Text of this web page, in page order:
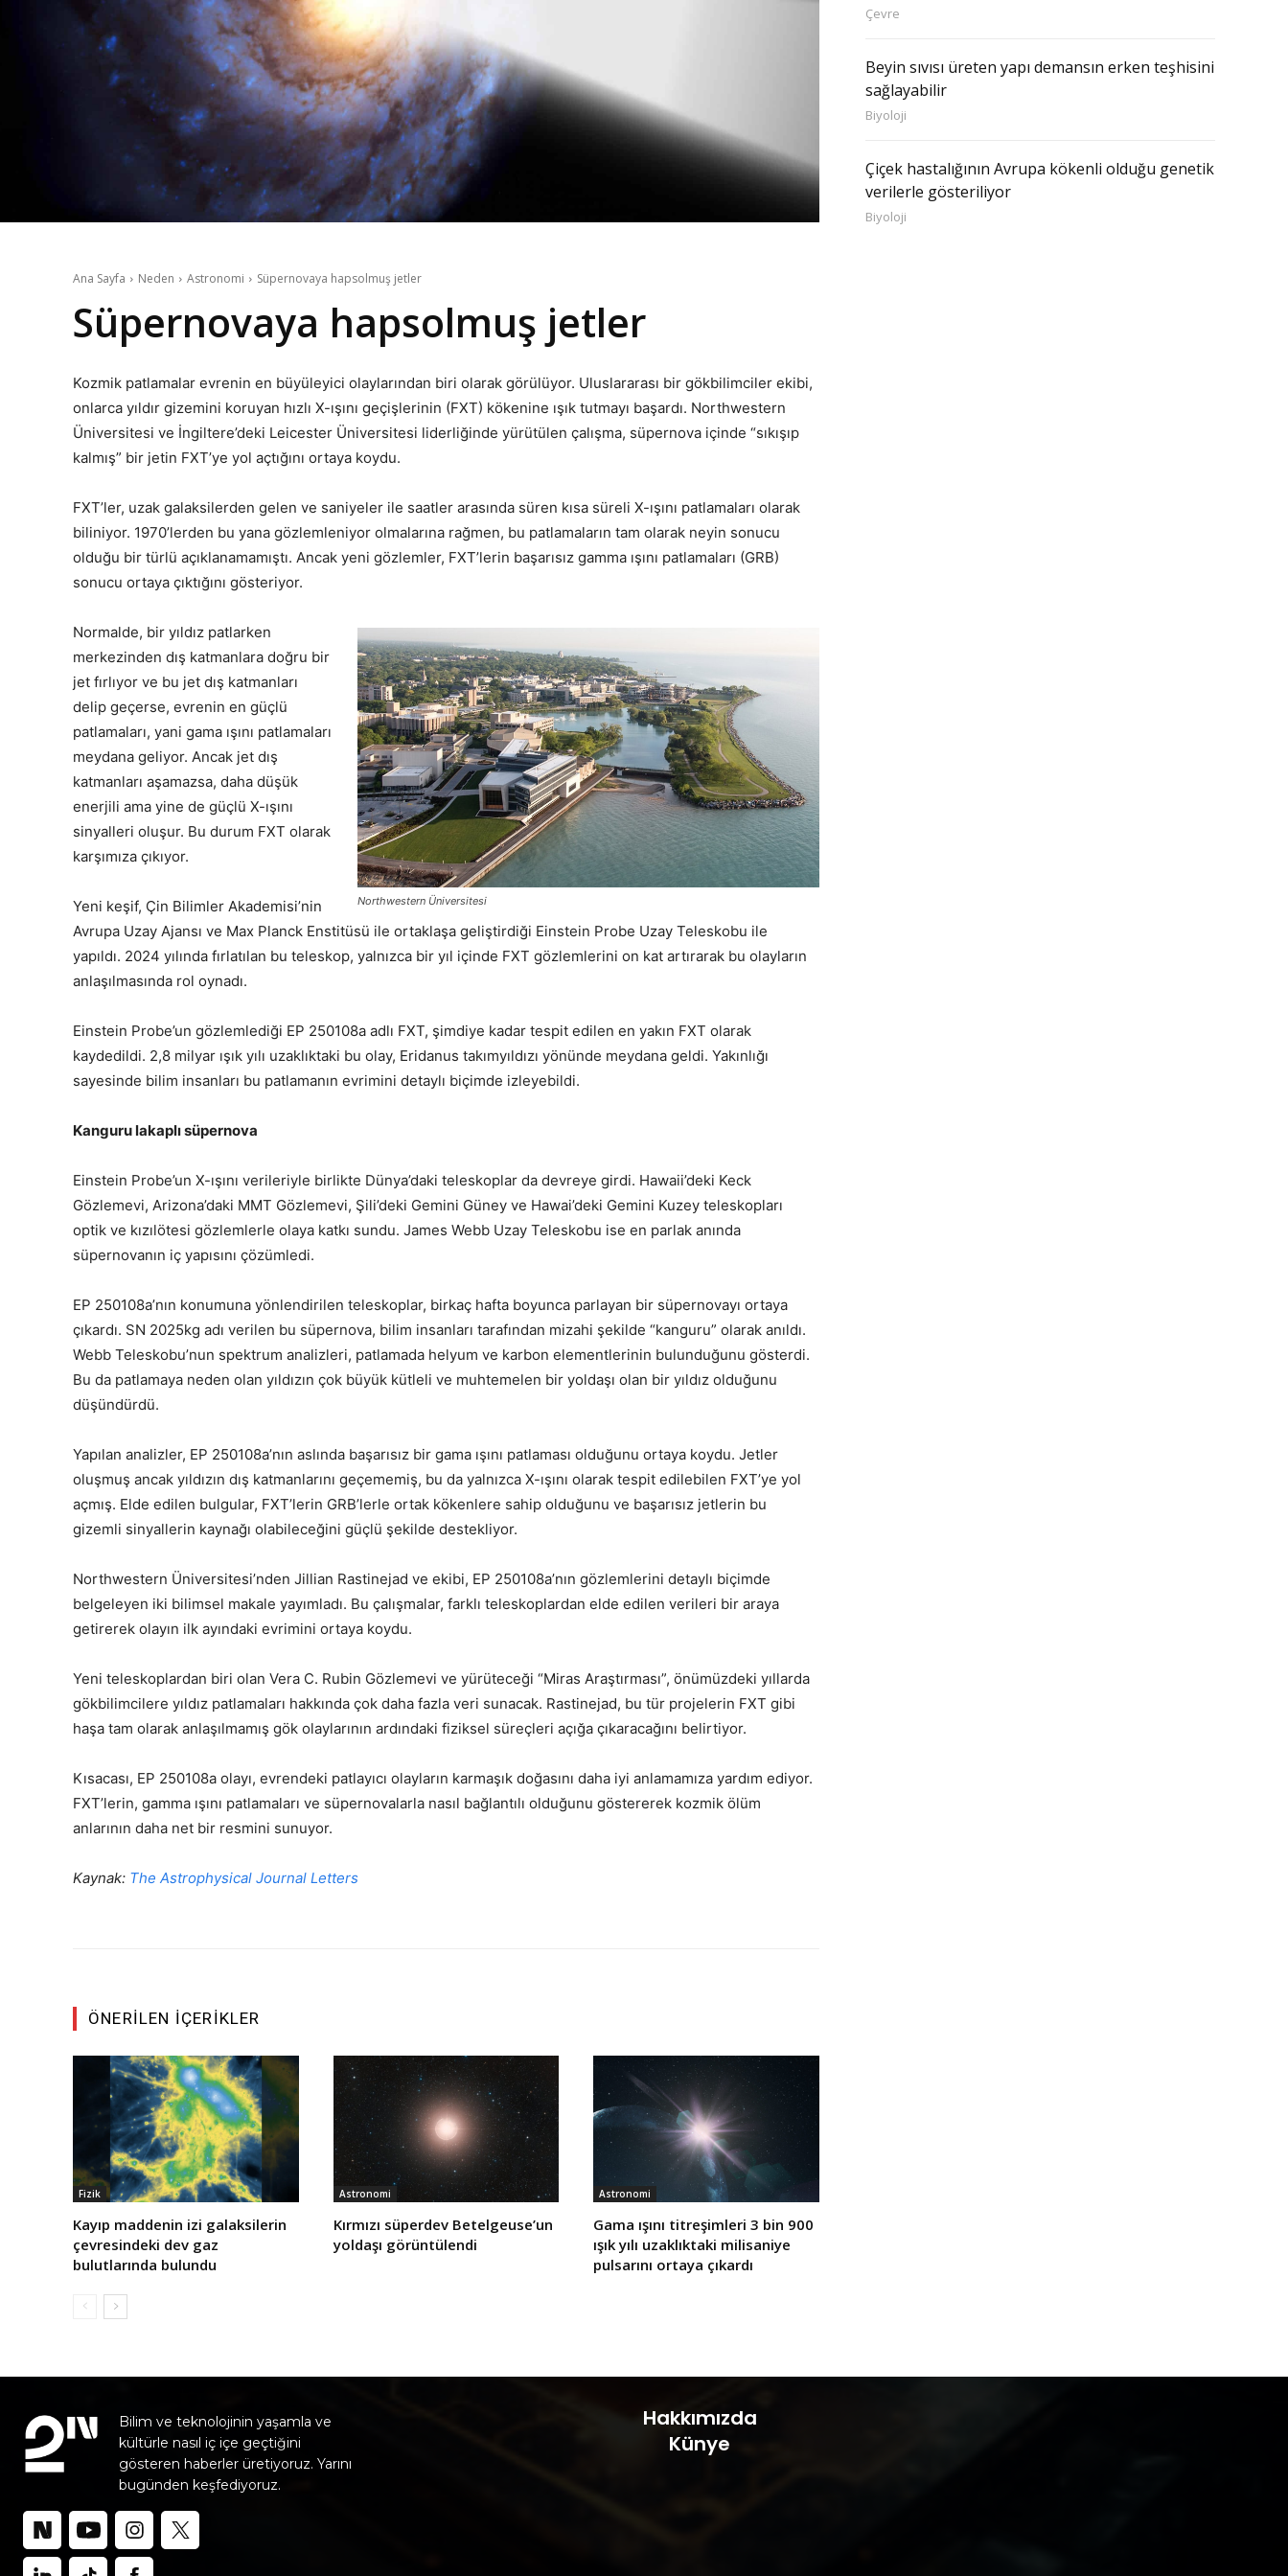
Ana Sayfa Neden Astronomi Süpernovaya hapsolmuş jetler
Süpernovaya hapsolmuş jetler
Kozmik patlamalar evrenin en büyüleyici olaylarından biri olarak görülüyor. Uluslararası bir gökbilimciler ekibi,
onlarca yıldır gizemini koruyan hızlı X-ışını geçişlerinin (FXT) kökenine ışık tutmayı başardı. Northwestern
Üniversitesi ve İngiltere’deki Leicester Üniversitesi liderliğinde yürütülen çalışma, süpernova içinde “sıkışıp
kalmış” bir jetin FXT’ye yol açtığını ortaya koydu.
FXT’ler, uzak galaksilerden gelen ve saniyeler ile saatler arasında süren kısa süreli X-ışını patlamaları olarak
biliniyor. 1970’lerden bu yana gözlemleniyor olmalarına rağmen, bu patlamaların tam olarak neyin sonucu
olduğu bir türlü açıklanamamıştı. Ancak yeni gözlemler, FXT’lerin başarısız gamma ışını patlamaları (GRB)
sonucu ortaya çıktığını gösteriyor.
Northwestern Üniversitesi
Normalde, bir yıldız patlarken
merkezinden dış katmanlara doğru bir
jet fırlıyor ve bu jet dış katmanları
delip geçerse, evrenin en güçlü
patlamaları, yani gama ışını patlamaları
meydana geliyor. Ancak jet dış
katmanları aşamazsa, daha düşük
enerjili ama yine de güçlü X-ışını
sinyalleri oluşur. Bu durum FXT olarak
karşımıza çıkıyor.
Yeni keşif, Çin Bilimler Akademisi’nin
Avrupa Uzay Ajansı ve Max Planck Enstitüsü ile ortaklaşa geliştirdiği Einstein Probe Uzay Teleskobu ile
yapıldı. 2024 yılında fırlatılan bu teleskop, yalnızca bir yıl içinde FXT gözlemlerini on kat artırarak bu olayların
anlaşılmasında rol oynadı.
Einstein Probe’un gözlemlediği EP 250108a adlı FXT, şimdiye kadar tespit edilen en yakın FXT olarak
kaydedildi. 2,8 milyar ışık yılı uzaklıktaki bu olay, Eridanus takımyıldızı yönünde meydana geldi. Yakınlığı
sayesinde bilim insanları bu patlamanın evrimini detaylı biçimde izleyebildi.
Kanguru lakaplı süpernova
Einstein Probe’un X-ışını verileriyle birlikte Dünya’daki teleskoplar da devreye girdi. Hawaii’deki Keck
Gözlemevi, Arizona’daki MMT Gözlemevi, Şili’deki Gemini Güney ve Hawai’deki Gemini Kuzey teleskopları
optik ve kızılötesi gözlemlerle olaya katkı sundu. James Webb Uzay Teleskobu ise en parlak anında
süpernovanın iç yapısını çözümledi.
EP 250108a’nın konumuna yönlendirilen teleskoplar, birkaç hafta boyunca parlayan bir süpernovayı ortaya
çıkardı. SN 2025kg adı verilen bu süpernova, bilim insanları tarafından mizahi şekilde “kanguru” olarak anıldı.
Webb Teleskobu’nun spektrum analizleri, patlamada helyum ve karbon elementlerinin bulunduğunu gösterdi.
Bu da patlamaya neden olan yıldızın çok büyük kütleli ve muhtemelen bir yoldaşı olan bir yıldız olduğunu
düşündürdü.
Yapılan analizler, EP 250108a’nın aslında başarısız bir gama ışını patlaması olduğunu ortaya koydu. Jetler
oluşmuş ancak yıldızın dış katmanlarını geçememiş, bu da yalnızca X-ışını olarak tespit edilebilen FXT’ye yol
açmış. Elde edilen bulgular, FXT’lerin GRB’lerle ortak kökenlere sahip olduğunu ve başarısız jetlerin bu
gizemli sinyallerin kaynağı olabileceğini güçlü şekilde destekliyor.
Northwestern Üniversitesi’nden Jillian Rastinejad ve ekibi, EP 250108a’nın gözlemlerini detaylı biçimde
belgeleyen iki bilimsel makale yayımladı. Bu çalışmalar, farklı teleskoplardan elde edilen verileri bir araya
getirerek olayın ilk ayındaki evrimini ortaya koydu.
Yeni teleskoplardan biri olan Vera C. Rubin Gözlemevi ve yürüteceği “Miras Araştırması”, önümüzdeki yıllarda
gökbilimcilere yıldız patlamaları hakkında çok daha fazla veri sunacak. Rastinejad, bu tür projelerin FXT gibi
haşa tam olarak anlaşılmamış gök olaylarının ardındaki fiziksel süreçleri açığa çıkaracağını belirtiyor.
Kısacası, EP 250108a olayı, evrendeki patlayıcı olayların karmaşık doğasını daha iyi anlamamıza yardım ediyor.
FXT’lerin, gamma ışını patlamaları ve süpernovalarla nasıl bağlantılı olduğunu göstererek kozmik ölüm
anlarının daha net bir resmini sunuyor.
Kaynak: The Astrophysical Journal Letters
ÖNERILEN İÇERIKLER
Fizik
Kayıp maddenin izi galaksilerin
çevresindeki dev gaz
bulutlarında bulundu
Astronomi
Kırmızı süperdev Betelgeuse’un
yoldaşı görüntülendi
Astronomi
Gama ışını titreşimleri 3 bin 900
ışık yılı uzaklıktaki milisaniye
pulsarını ortaya çıkardı
Çevre
Beyin sıvısı üreten yapı demansın erken teşhisini
sağlayabilir
Biyoloji
Çiçek hastalığının Avrupa kökenli olduğu genetik
verilerle gösteriliyor
Biyoloji
Bilim ve teknolojinin yaşamla ve
kültürle nasıl iç içe geçtiğini
gösteren haberler üretiyoruz. Yarını
bugünden keşfediyoruz.
Hakkımızda
Künye